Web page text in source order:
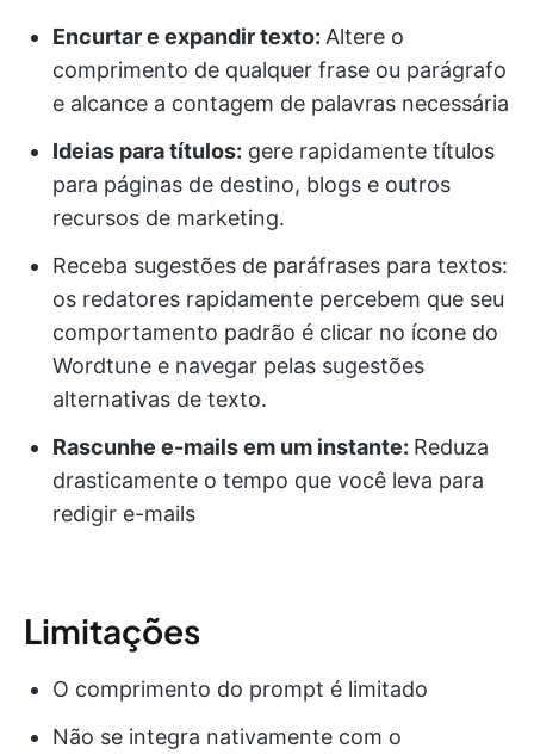
Encurtar e expandir texto: Altere o
comprimento de qualquer frase ou parágrafo
e alcance a contagem de palavras necessária
Ideias para títulos: gere rapidamente títulos
para páginas de destino, blogs e outros
recursos de marketing.
Receba sugestões de paráfrases para textos:
os redatores rapidamente percebem que seu
comportamento padrão é clicar no ícone do
Wordtune e navegar pelas sugestões
alternativas de texto.
Rascunhe e-mails em um instante: Reduza
drasticamente o tempo que você leva para
redigir e-mails
Limitações
O comprimento do prompt é limitado
Não se integra nativamente com o